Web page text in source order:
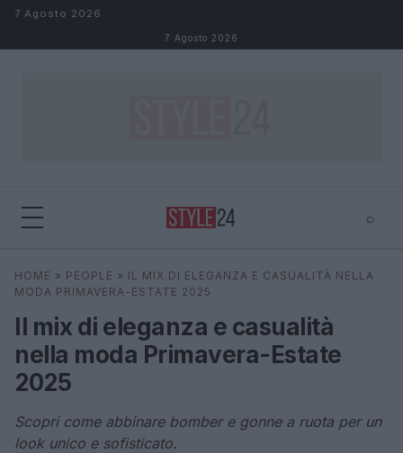
Salta al contenuto
7 Agosto 2026
7 Agosto 2026
⌕
Cerca ⌕ ×
HOME » PEOPLE » IL MIX DI ELEGANZA E CASUALITÀ NELLA
MODA PRIMAVERA-ESTATE 2025
Il mix di eleganza e casualità
nella moda Primavera-Estate
2025
Scopri come abbinare bomber e gonne a ruota per un
look unico e sofisticato.